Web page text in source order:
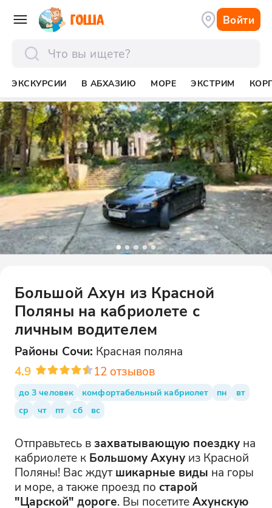
Войти
ЭКСКУРСИИ В АБХАЗИЮ МОРЕ ЭКСТРИМ
Большой Ахун из Красной
Поляны на кабриолете с
личным водителем
Районы Сочи: Красная поляна
4.9
12 отзывов
до 3 человек комфортабельный кабриолет пн
вт
ср
чт пт сб вс
Отправьтесь в захватывающую поездкуна
кабриолете к Большому Ахунуиз Красной
Поляны! Вас ждут шикарные виды на горы
и море, а также проезд по старой
"Царской" дороге. Вы посетите Ахунскую